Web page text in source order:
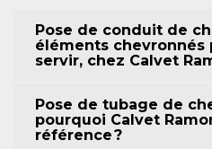
Pose de conduit de
éléments chevronnés
servir, chez Calvet
Pose de tubage de
pourquoi Calvet
référence ?